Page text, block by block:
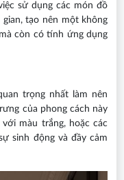
sử dụng các món đồ
tạo nên một không
còn có tính ứng dụng
trọng nhất làm nên
của phong cách này
màu trắng, hoặc các
sinh động và đầy cảm